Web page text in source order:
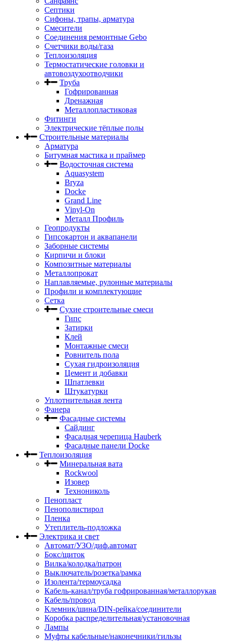
Септики
Сифоны, трапы, арматура
Смесители
Соединения ремонтные Gebo
Счетчики воды/газа
Теплоизоляция
Термостатические головки и
автовоздухоотводчики
Труба
Гофрированная
Дренажная
Металлопластиковая
Фитинги
Электрические тёплые полы
Строительные материалы
Арматура
Битумная мастика и праймер
Водосточная система
Aquasystem
Bryza
Docke
Grand Line
Vinyl-On
Металл Профиль
Геопродукты
Гипсокартон и аквапанели
Заборные системы
Кирпичи и блоки
Композитные материалы
Металлопрокат
Наплавляемые, рулонные материалы
Профили и комплектующие
Сетка
Сухие строительные смеси
Гипс
Затирки
Клей
Монтажные смеси
Ровнитель пола
Сухая гидроизоляция
Цемент и добавки
Шпатлевки
Штукатурки
Уплотнительная лента
Фанера
Фасадные системы
Сайдинг
Фасадная черепица Hauberk
Фасадные панели Docke
Теплоизоляция
Минеральная вата
Rockwool
Изовер
Технониколь
Пенопласт
Пенополистирол
Пленка
Утеплитель-подложка
Электрика и свет
Автомат/УЗО/диф.автомат
Бокс/щиток
Вилка/колодка/патрон
Выключатель/розетка/рамка
Изолента/термоусадка
Кабель-канал/труба гофрированная/металлорукав
Кабель/провод
Клемник/шина/DIN-рейка/соединители
Коробка распределительная/установочная
Лампы
Муфты кабельные/наконечники/гильзы